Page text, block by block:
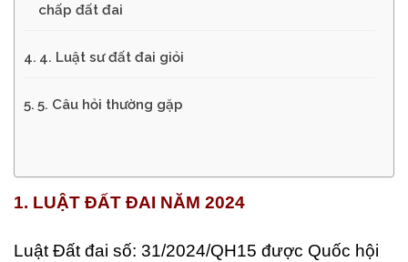
chấp đất đai
4. Luật sư đất đai giỏi
5. Câu hỏi thường gặp
1. LUẬT ĐẤT ĐAI NĂM 2024
Luật Đất đai số: 31/2024/QH15 được Quốc hội